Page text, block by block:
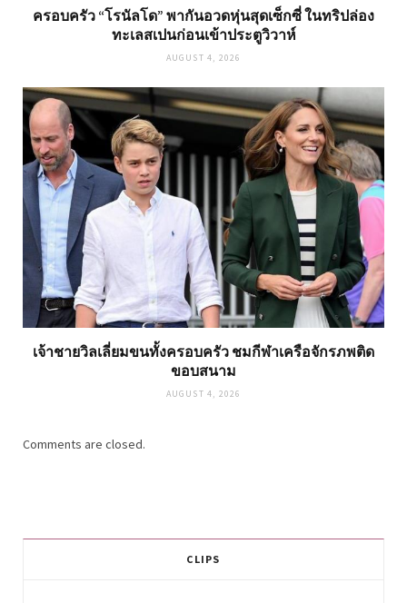
ครอบครัว “โรนัลโด” พากันอวดหุ่นสุดเซ็กซี่ ในทริปล่อง
ทะเลสเปนก่อนเข้าประตูวิวาห์
AUGUST 4, 2026
เจ้าชายวิลเลี่ยมขนทั้งครอบครัว ชมกีฬาเครือจักรภพติด
ขอบสนาม
AUGUST 4, 2026
Comments are closed.
CLIPS